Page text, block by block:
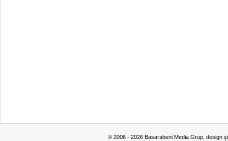
© 2006 - 2026 Basarabeni Media Grup, design